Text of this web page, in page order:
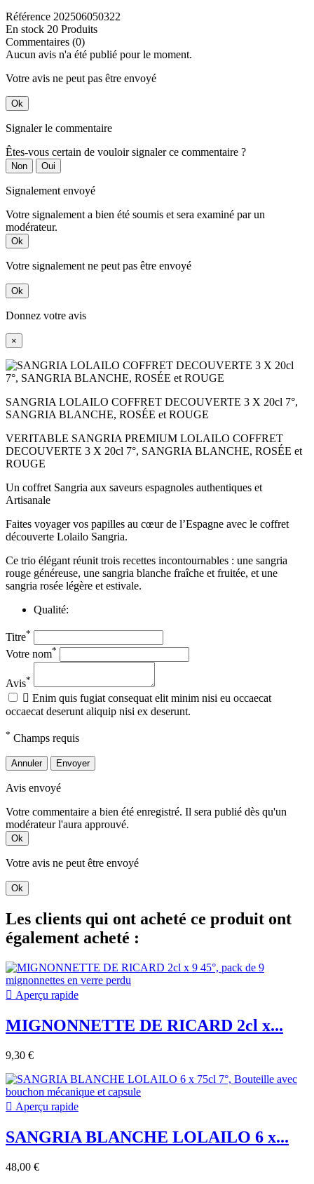
Référence 202506050322
En stock 20 Produits
Commentaires (0)
Aucun avis n'a été publié pour le moment.
Votre avis ne peut pas être envoyé
Ok
Signaler le commentaire
Êtes-vous certain de vouloir signaler ce commentaire ?
Non Oui
Signalement envoyé
Votre signalement a bien été soumis et sera examiné par un
modérateur.
Ok
Votre signalement ne peut pas être envoyé
Ok
Donnez votre avis
×
SANGRIA LOLAILO COFFRET DECOUVERTE 3 X 20cl 7°,
SANGRIA BLANCHE, ROSÉE et ROUGE
VERITABLE SANGRIA PREMIUM LOLAILO COFFRET
DECOUVERTE 3 X 20cl 7°, SANGRIA BLANCHE, ROSÉE et
ROUGE
Un coffret Sangria aux saveurs espagnoles authentiques et
Artisanale
Faites voyager vos papilles au cœur de l’Espagne avec le coffret
découverte Lolailo Sangria.
Ce trio élégant réunit trois recettes incontournables : une sangria
rouge généreuse, une sangria blanche fraîche et fruitée, et une
sangria rosée légère et estivale.
Qualité:
Titre*
Votre nom*
Avis*
 Enim quis fugiat consequat elit minim nisi eu occaecat
occaecat deserunt aliquip nisi ex deserunt.
* Champs requis
Annuler Envoyer
Avis envoyé
Votre commentaire a bien été enregistré. Il sera publié dès qu'un
modérateur l'aura approuvé.
Ok
Votre avis ne peut être envoyé
Ok
Les clients qui ont acheté ce produit ont
également acheté :
 Aperçu rapide
MIGNONNETTE DE RICARD 2cl x...
9,30 €
 Aperçu rapide
SANGRIA BLANCHE LOLAILO 6 x...
48,00 €